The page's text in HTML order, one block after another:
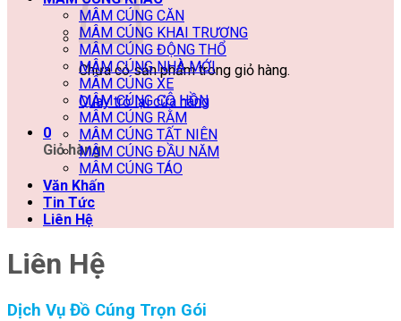
Chưa có sản phẩm trong giỏ hàng.
Quay trở lại cửa hàng
0
Giỏ hàng
MÂM CÚNG CĂN
MÂM CÚNG KHAI TRƯƠNG
MÂM CÚNG ĐỘNG THỔ
MÂM CÚNG NHÀ MỚI
MÂM CÚNG XE
MÂM CÚNG CÔ HỒN
MÂM CÚNG RẰM
MÂM CÚNG TẤT NIÊN
MÂM CÚNG ĐẦU NĂM
MÂM CÚNG TÁO
Văn Khấn
Tin Tức
Liên Hệ
Liên Hệ
Dịch Vụ Đồ Cúng Trọn Gói